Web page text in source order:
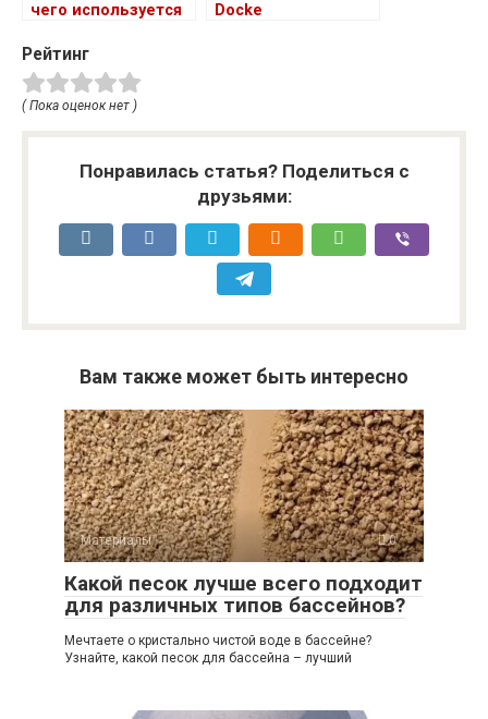
чего используется
Docke
Рейтинг
( Пока оценок нет )
Понравилась статья? Поделиться с
друзьями:
Вам также может быть интересно
Материалы 0
Какой песок лучше всего подходит
для различных типов бассейнов?
Мечтаете о кристально чистой воде в бассейне?
Узнайте, какой песок для бассейна – лучший